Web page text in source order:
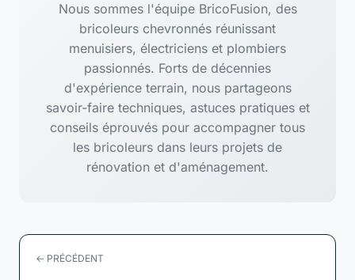
Nous sommes l'équipe BricoFusion, des
bricoleurs chevronnés réunissant
menuisiers, électriciens et plombiers
passionnés. Forts de décennies
d'expérience terrain, nous partageons
savoir-faire techniques, astuces pratiques et
conseils éprouvés pour accompagner tous
les bricoleurs dans leurs projets de
rénovation et d'aménagement.
← PRÉCÉDENT